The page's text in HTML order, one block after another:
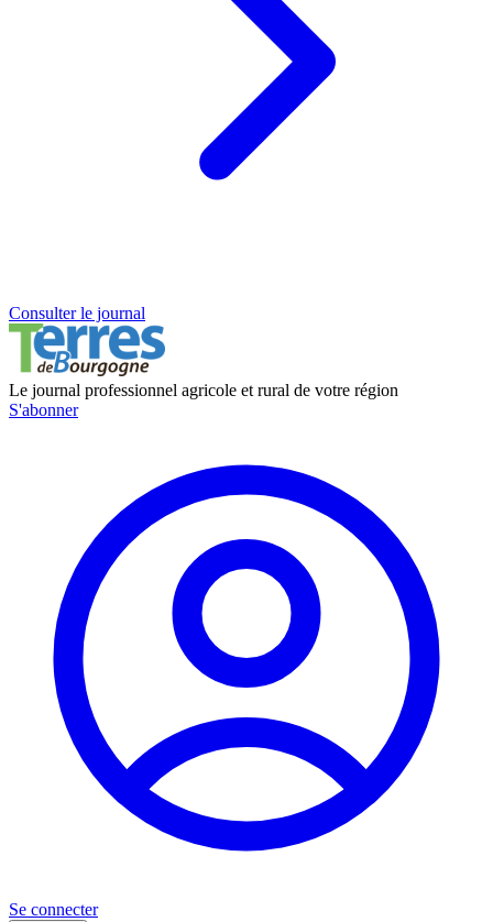
Consulter le journal
Le journal professionnel agricole et rural de votre région
S'abonner
Se connecter